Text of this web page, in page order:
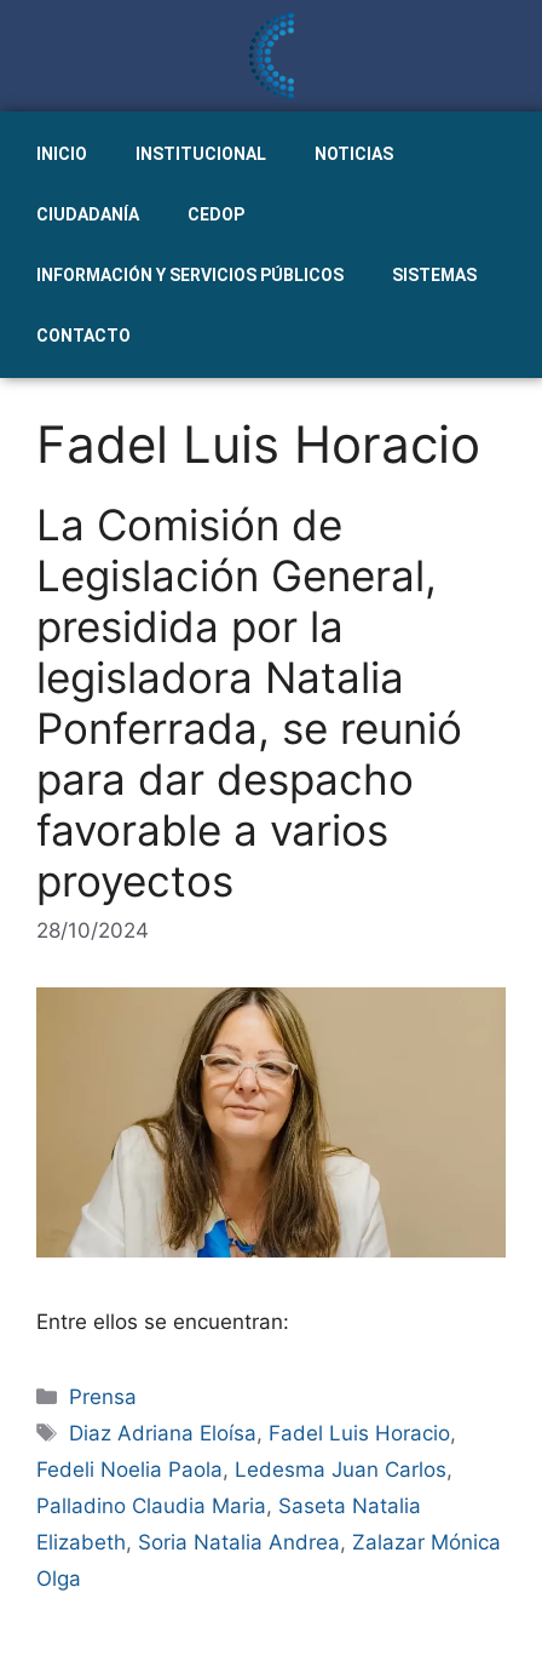
INICIO INSTITUCIONAL NOTICIAS
CIUDADANÍA CEDOP
INFORMACIÓN Y SERVICIOS PÚBLICOS SISTEMAS
CONTACTO
Fadel Luis Horacio
La Comisión de
Legislación General,
presidida por la
legisladora Natalia
Ponferrada, se reunió
para dar despacho
favorable a varios
proyectos
28/10/2024
Entre ellos se encuentran:
Prensa
Diaz Adriana Eloísa, Fadel Luis Horacio,
Fedeli Noelia Paola, Ledesma Juan Carlos,
Palladino Claudia Maria, Saseta Natalia
Elizabeth, Soria Natalia Andrea, Zalazar Mónica
Olga